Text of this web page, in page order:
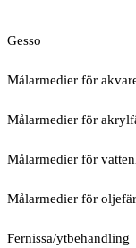
Gesso
Målarmedier för
Målarmedier för
Målarmedier för
Målarmedier för
Fernissa/ytbehandling